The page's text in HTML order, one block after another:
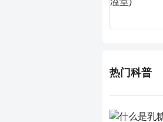
热门科普